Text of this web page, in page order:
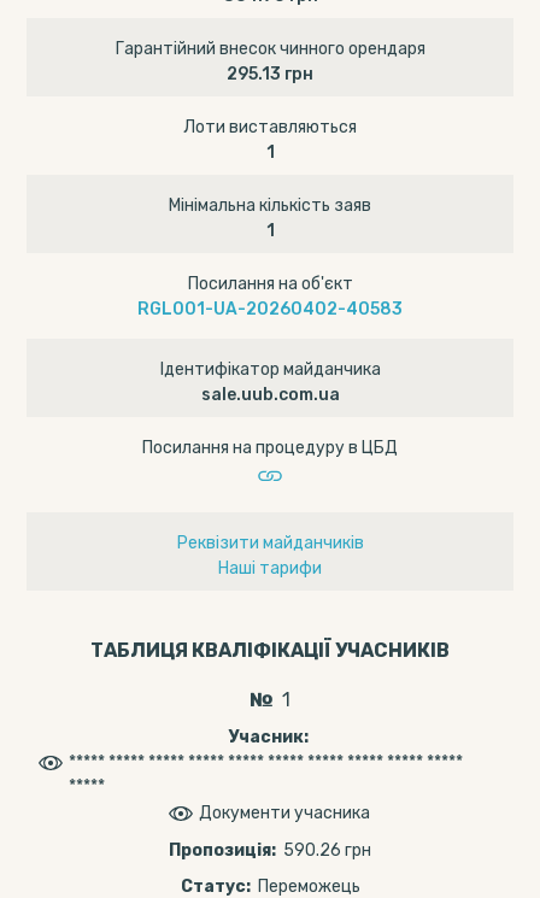
Гарантійний внесок чинного орендаря
295.13 грн
Лоти виставляються
1
Мінімальна кількість заяв
1
Посилання на об'єкт
RGL001-UA-20260402-40583
Ідентифікатор майданчика
sale.uub.com.ua
Посилання на процедуру в ЦБД
Реквізити майданчиків
Наші тарифи
ТАБЛИЦЯ КВАЛІФІКАЦІЇ УЧАСНИКІВ
1
***** ***** ***** ***** ***** ***** ***** ***** ***** *****
*****
Документи учасника
590.26 грн
Переможець